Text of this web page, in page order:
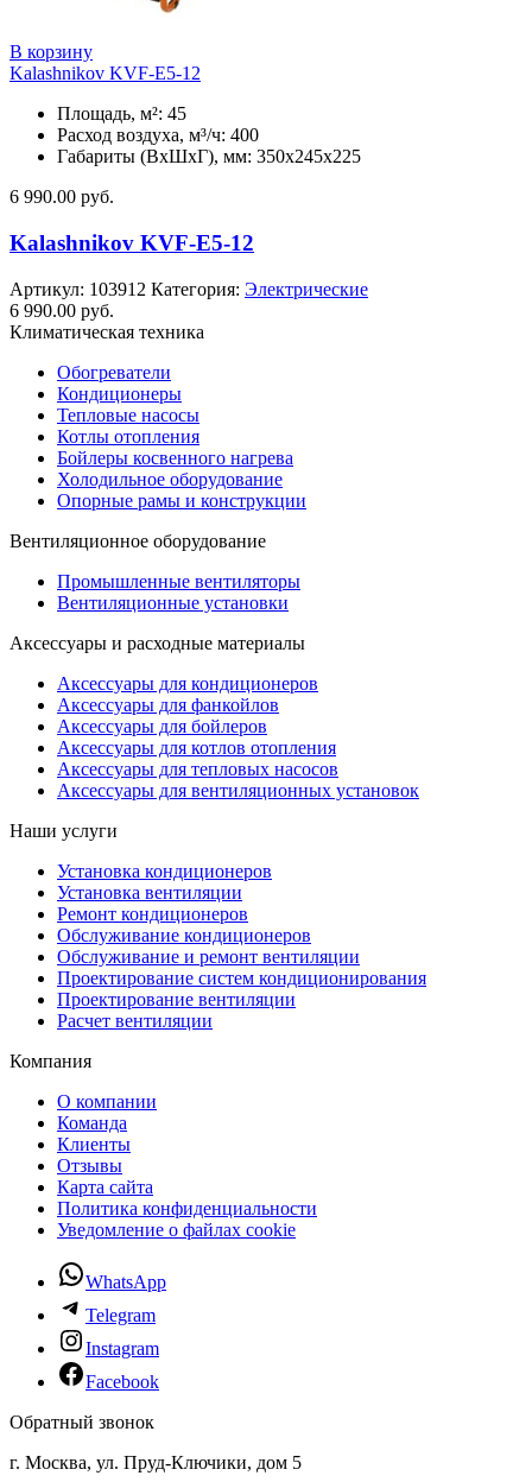
В корзину
Kalashnikov KVF-E5-12
Площадь, м²: 45
Расход воздуха, м³/ч: 400
Габариты (ВхШхГ), мм: 350x245x225
6 990.00 руб.
Kalashnikov KVF-E5-12
Артикул: 103912 Категория: Электрические
6 990.00 руб.
Климатическая техника
Обогреватели
Кондиционеры
Тепловые насосы
Котлы отопления
Бойлеры косвенного нагрева
Холодильное оборудование
Опорные рамы и конструкции
Вентиляционное оборудование
Промышленные вентиляторы
Вентиляционные установки
Аксессуары и расходные материалы
Аксессуары для кондиционеров
Аксессуары для фанкойлов
Аксессуары для бойлеров
Аксессуары для котлов отопления
Аксессуары для тепловых насосов
Аксессуары для вентиляционных установок
Наши услуги
Установка кондиционеров
Установка вентиляции
Ремонт кондиционеров
Обслуживание кондиционеров
Обслуживание и ремонт вентиляции
Проектирование систем кондиционирования
Проектирование вентиляции
Расчет вентиляции
Компания
О компании
Команда
Клиенты
Отзывы
Карта сайта
Политика конфиденциальности
Уведомление о файлах cookie
WhatsApp
Telegram
Instagram
Facebook
Обратный звонок
г. Москва, ул. Пруд-Ключики, дом 5